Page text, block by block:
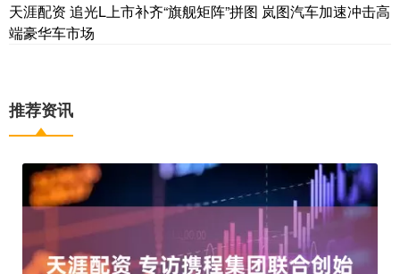
天涯配资 追光L上市补齐“旗舰矩阵”拼图 岚图汽车加速冲击高
端豪华车市场
推荐资讯